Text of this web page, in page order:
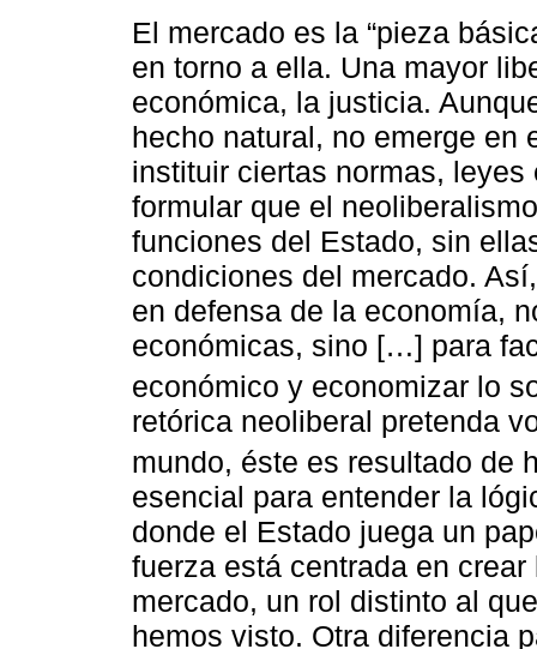
El mercado es la “pieza
en torno a ella. Una mayor
económica, la justicia.
hecho natural, no emerge en
instituir ciertas normas,
formular que el
funciones del Estado, sin
condiciones del mercado.
en defensa de la economía,
económicas, sino […] para
económico y economizar lo
retórica neoliberal pretenda
mundo, éste es resultado de
esencial para entender la
donde el Estado juega un
fuerza está centrada en
mercado, un rol distinto al
hemos visto. Otra diferencia